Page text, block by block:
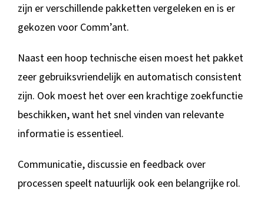
zijn er verschillende pakketten vergeleken en is er
gekozen voor Comm’ant.
Naast een hoop technische eisen moest het pakket
zeer gebruiksvriendelijk en automatisch consistent
zijn. Ook moest het over een krachtige zoekfunctie
beschikken, want het snel vinden van relevante
informatie is essentieel.
Communicatie, discussie en feedback over
processen speelt natuurlijk ook een belangrijke rol.